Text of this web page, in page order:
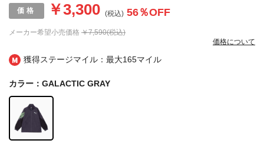
獲得ステージマイル：最大165マイル
メーカー希望小売価格 ￥7,590(税込)
￥3,300 (税込) 56％OFF
価格について
カラー：GALACTIC GRAY